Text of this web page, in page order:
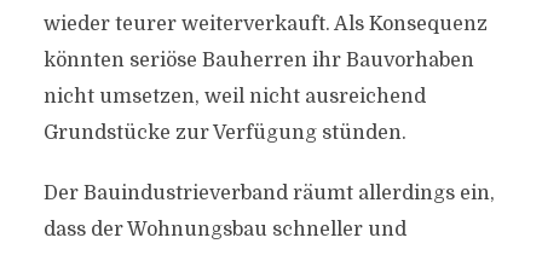
wieder teurer weiterverkauft. Als Konsequenz
könnten seriöse Bauherren ihr Bauvorhaben
nicht umsetzen, weil nicht ausreichend
Grundstücke zur Verfügung stünden.
Der Bauindustrieverband räumt allerdings ein,
dass der Wohnungsbau schneller und